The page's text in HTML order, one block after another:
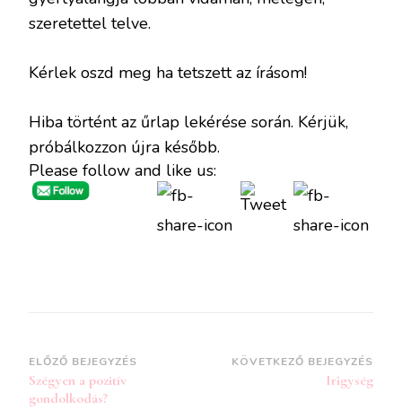
szeretettel telve.
Kérlek oszd meg ha tetszett az írásom!
Hiba történt az űrlap lekérése során. Kérjük,
próbálkozzon újra később.
Please follow and like us:
Bejegyzések
navigációja
ELŐZŐ BEJEGYZÉS
Szégyen a pozitív
gondolkodás?
KÖVETKEZŐ BEJEGYZÉS
Irigység